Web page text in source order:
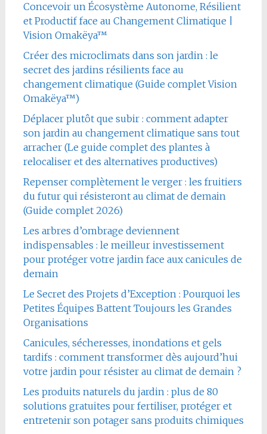
Concevoir un Écosystème Autonome, Résilient
et Productif face au Changement Climatique |
Vision Omakëya™
Créer des microclimats dans son jardin : le
secret des jardins résilients face au
changement climatique (Guide complet Vision
Omakëya™)
Déplacer plutôt que subir : comment adapter
son jardin au changement climatique sans tout
arracher (Le guide complet des plantes à
relocaliser et des alternatives productives)
Repenser complètement le verger : les fruitiers
du futur qui résisteront au climat de demain
(Guide complet 2026)
Les arbres d’ombrage deviennent
indispensables : le meilleur investissement
pour protéger votre jardin face aux canicules de
demain
Le Secret des Projets d’Exception : Pourquoi les
Petites Équipes Battent Toujours les Grandes
Organisations
Canicules, sécheresses, inondations et gels
tardifs : comment transformer dès aujourd’hui
votre jardin pour résister au climat de demain ?
Les produits naturels du jardin : plus de 80
solutions gratuites pour fertiliser, protéger et
entretenir son potager sans produits chimiques